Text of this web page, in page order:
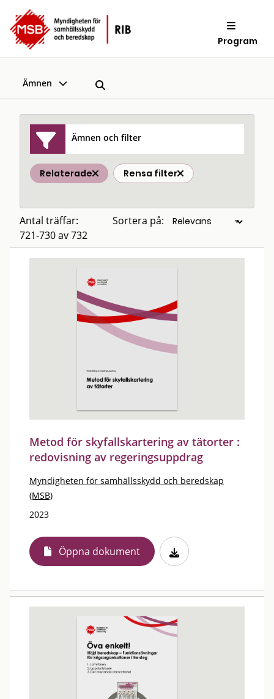
Program
Ämnen
Ämnen och filter
Relaterade Rensa filter
Antal träffar:
721-730 av 732
Sortera på:
Metod för skyfallskartering av tätorter :
redovisning av regeringsuppdrag
Myndigheten för samhällsskydd och beredskap
(MSB)
2023
Öppna dokument